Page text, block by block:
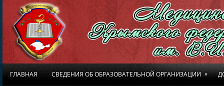
ГЛАВНАЯ СВЕДЕНИЯ ОБ ОБРАЗОВАТЕЛЬНОЙ ОРГАНИЗАЦИИ »